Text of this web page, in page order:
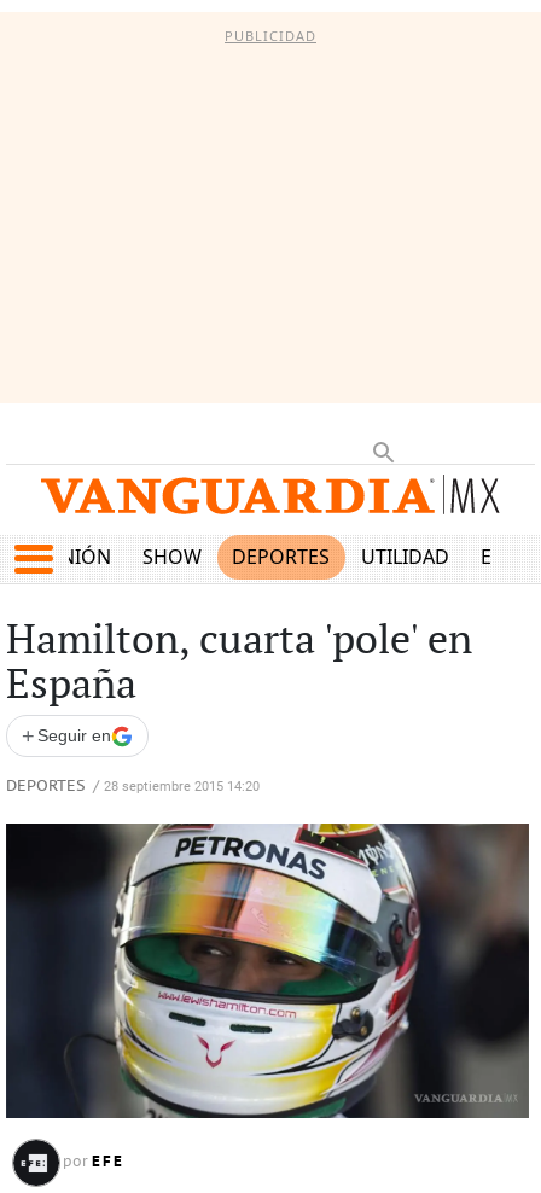
PUBLICIDAD
OPINIÓN SHOW DEPORTES UTILIDAD
Hamilton, cuarta 'pole' en
España
+ Seguir en
DEPORTES / 28 septiembre 2015 14:20
por EFE